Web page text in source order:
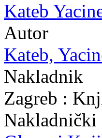
Kateb
Autor
Kateb,
Nakladnik
Zagreb :
Nakladnički